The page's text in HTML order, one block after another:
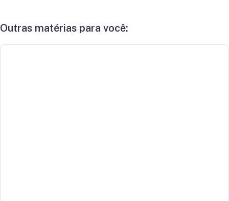
Outras matérias para você: